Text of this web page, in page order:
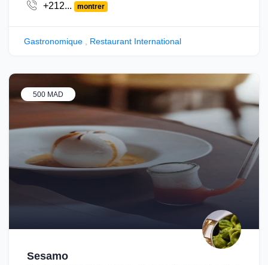
+212...
montrer
Gastronomique Restaurant International
500 MAD
Sesamo